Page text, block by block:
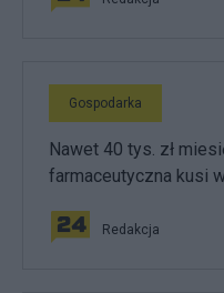
Gospodarka
Nawet 40 tys. zł
farmaceutyczna kusi
Redakcja